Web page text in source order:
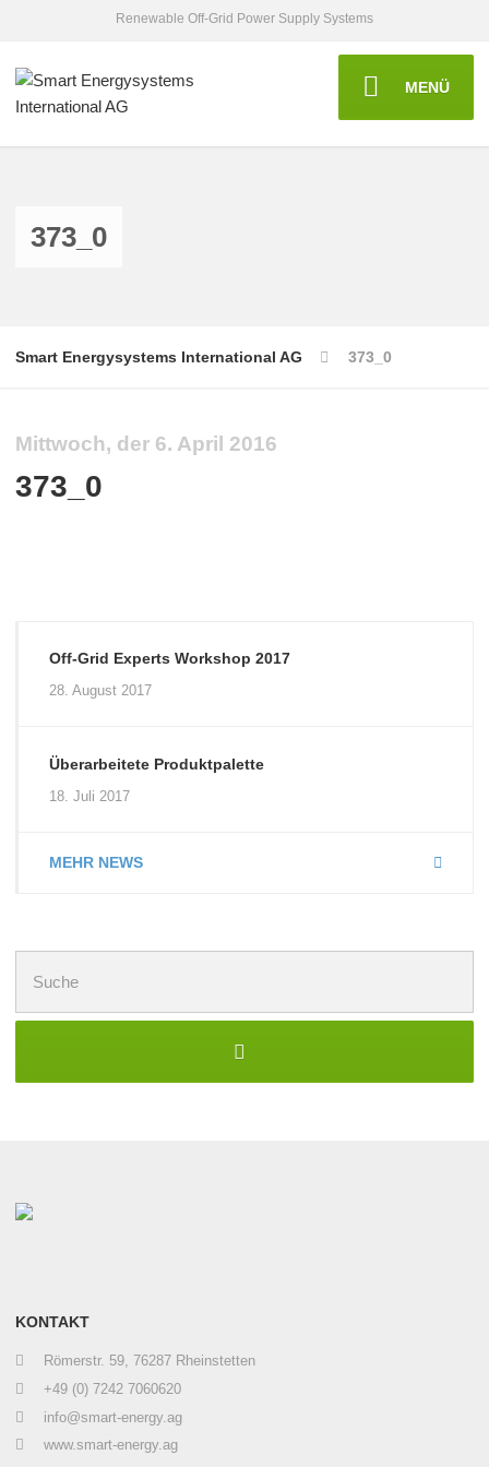
Renewable Off-Grid Power Supply Systems
MENÜ
373_0
Smart Energysystems International AG 373_0
Mittwoch, der 6. April 2016
373_0
Off-Grid Experts Workshop 2017
28. August 2017
Überarbeitete Produktpalette
18. Juli 2017
MEHR NEWS
nach:
KONTAKT
Römerstr. 59, 76287 Rheinstetten
+49 (0) 7242 7060620
info@smart-energy.ag
www.smart-energy.ag